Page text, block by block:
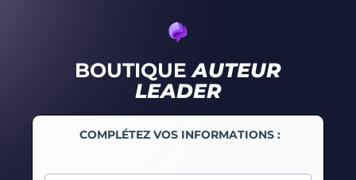
BOUTIQUEAUTEUR
LEADER
COMPLÉTEZ VOS INFORMATIONS :